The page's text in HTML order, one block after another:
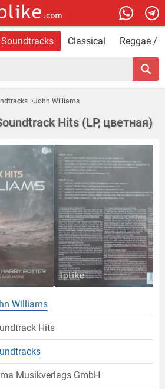
Soundtracks Classical Reggae /
John Williams
Hits (LP, цветная)
Williams
Hits
Musikverlags GmbH